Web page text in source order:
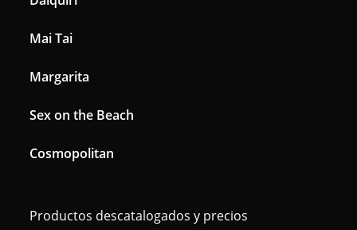
Mai Tai
Margarita
Sex on the Beach
Cosmopolitan
Productos descatalogados y precios